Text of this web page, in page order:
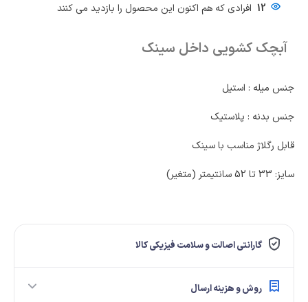
12 افرادی که هم اکنون این محصول را بازدید می کنند
آبچک کشویی داخل سینک
جنس میله : استیل
جنس بدنه : پلاستیک
قابل رگلاژ مناسب با سینک
سایز: 33 تا 52 سانتیمتر (متغیر)
گارانتی اصالت و سلامت فیزیکی کالا
روش و هزینه ارسال